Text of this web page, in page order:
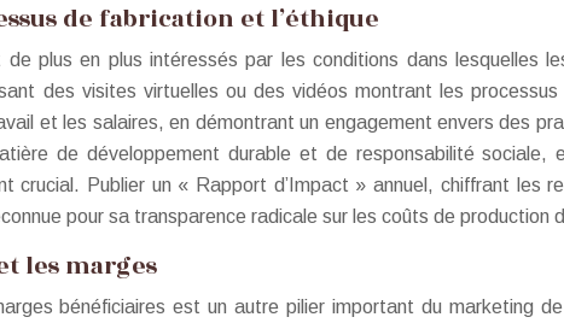
de fabrication et l’éthique
de plus en plus intéressés par les conditions dans
des visites virtuelles ou des vidéos montrant les
et les salaires, en démontrant un engagement envers des
de développement durable et de responsabilité sociale,
crucial. Publier un « Rapport d’Impact » annuel, chiffrant les
pour sa transparence radicale sur les coûts de production
les marges
bénéficiaires est un autre pilier important du marketing